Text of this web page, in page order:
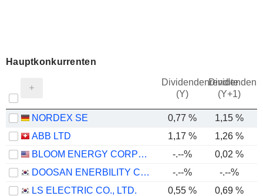
Hauptkonkurrenten
Dividendenrendite
(Y)
(Y+1)
NORDEX SE 0,77 % 1,15 %
ABB LTD
1,17 % 1,26 %
BLOOM ENERGY CORPORATION
-.--% 0,02 %
DOOSAN ENERBILITY CO., LTD.
-.--% -.--%
LS ELECTRIC CO., LTD.
0,55 %
0,69 %